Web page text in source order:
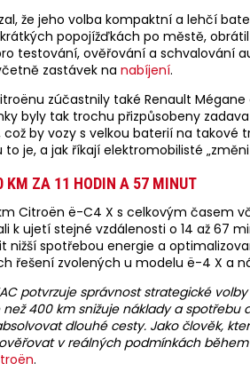
že jeho volba kompaktní a lehčí
popojížďkách po městě,
testování, ověřování a schvalování
zastávek na nabíjení.
zúčastnily také Renault
byly tak trochu přizpůsobeny
by vozy s velkou baterií na takové
je, a jak říkají elektromobilisté
KM ZA 11 HODIN A 57 MINUT
Citroën ë-C4 X s celkovým časem
k ujetí stejné vzdálenosti o 14 až 67
nižší spotřebou energie a
řešení zvolených u modelu ë-4 X a
potvrzuje správnost strategické
400 km snižuje náklady a spotřebu
dlouhé cesty. Jako člověk,
v reálných podmínkách během
.